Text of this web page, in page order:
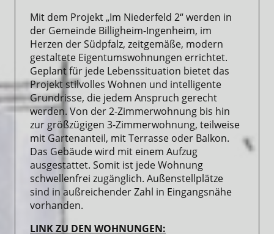
Mit dem Projekt „Im Niederfeld 2“ werden in
der Gemeinde Billigheim-Ingenheim, im
Herzen der Südpfalz, zeitgemäße, modern
gestaltete Eigentumswohnungen errichtet.
Geplant für jede Lebenssituation bietet das
Projekt stilvolles Wohnen und intelligente
Grundrisse, die jedem Anspruch gerecht
werden. Von der 2-Zimmerwohnung bis hin
zur größzügigen 3-Zimmerwohnung, teilweise
mit Gartenanteil, mit Terrasse oder Balkon.
Das Gebäude wird mit einem Aufzug
ausgestattet. Somit ist jede Wohnung
schwellenfrei zugänglich. Außenstellplätze
sind in außreichender Zahl in Eingangsnähe
vorhanden.
LINK ZU DEN WOHNUNGEN: